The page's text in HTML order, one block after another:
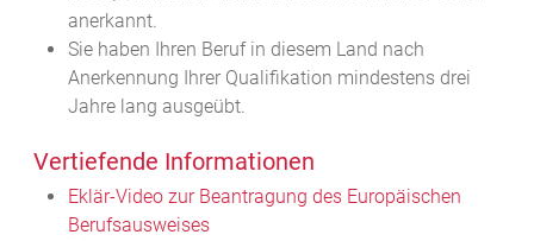
anerkannt.
Sie haben Ihren Beruf in diesem Land nach
Anerkennung Ihrer Qualifikation mindestens drei
Jahre lang ausgeübt.
Vertiefende Informationen
Eklär-Video zur Beantragung des Europäischen
Berufsausweises